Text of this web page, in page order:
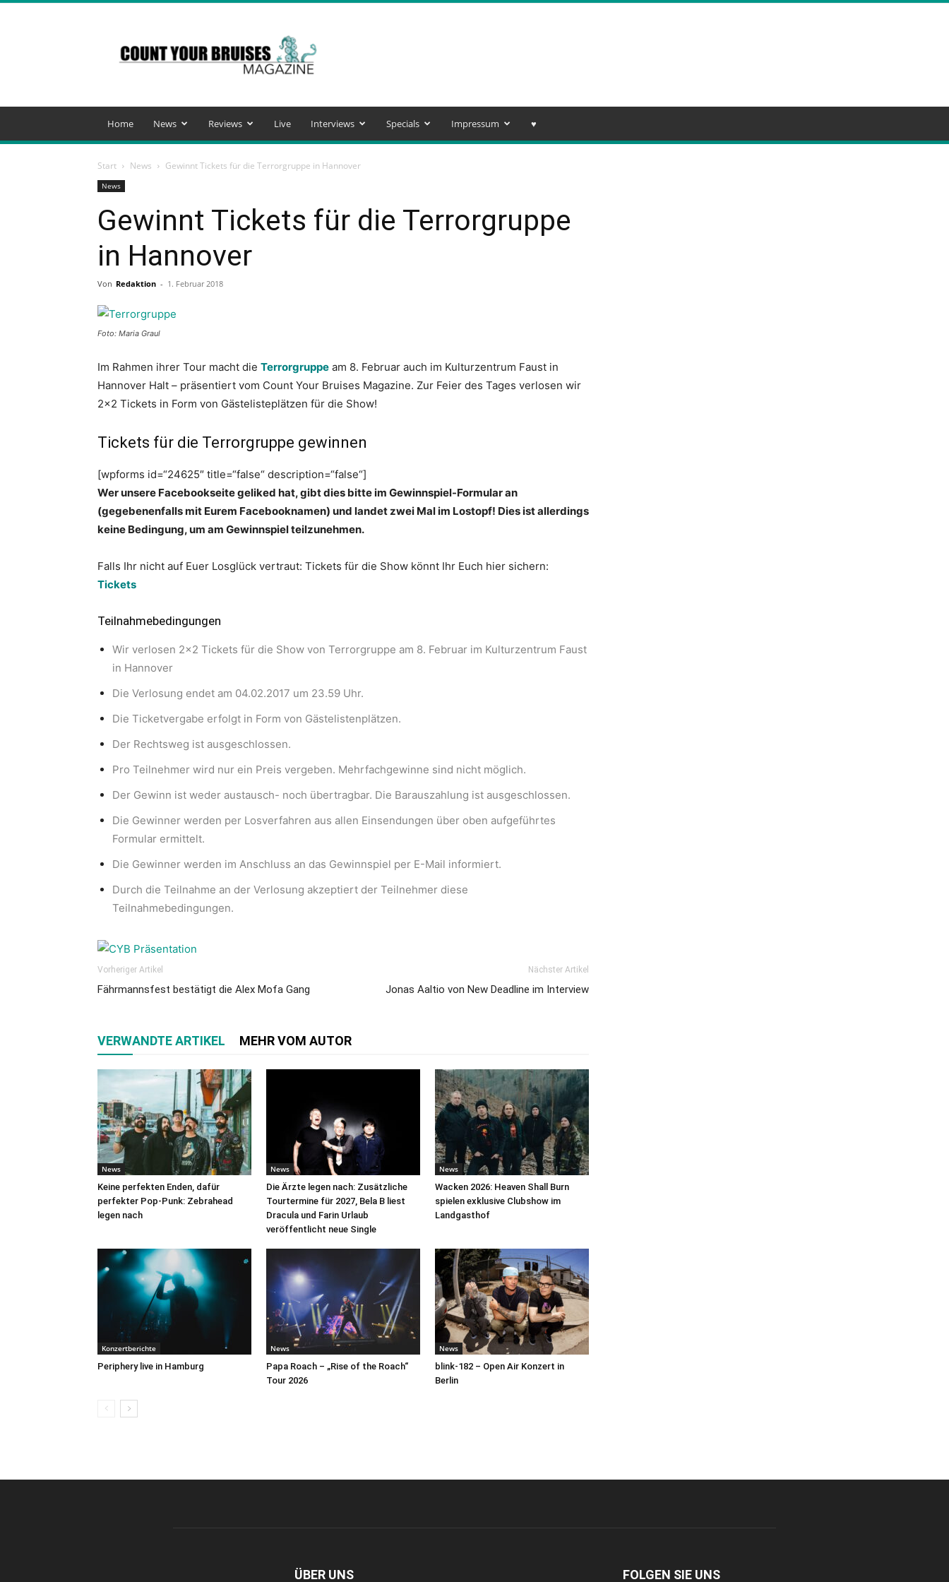
Your
Bruises
Magazine
Home News Reviews Live Interviews Specials Impressum ♥️
Start News Gewinnt Tickets für die Terrorgruppe in Hannover
News
Gewinnt Tickets für die Terrorgruppe
in Hannover
Von Redaktion - 1. Februar 2018
Foto: Maria Graul
Im Rahmen ihrer Tour macht die Terrorgruppe am 8. Februar auch im Kulturzentrum Faust in
Hannover Halt – präsentiert vom Count Your Bruises Magazine. Zur Feier des Tages verlosen wir
2×2 Tickets in Form von Gästelisteplätzen für die Show!
Tickets für die Terrorgruppe gewinnen
[wpforms id=“24625″ title=“false“ description=“false“]
Wer unsere Facebookseite geliked hat, gibt dies bitte im Gewinnspiel-Formular an
(gegebenenfalls mit Eurem Facebooknamen) und landet zwei Mal im Lostopf! Dies ist allerdings
keine Bedingung, um am Gewinnspiel teilzunehmen.
Falls Ihr nicht auf Euer Losglück vertraut: Tickets für die Show könnt Ihr Euch hier sichern:
Tickets
Teilnahmebedingungen
Wir verlosen 2×2 Tickets für die Show von Terrorgruppe am 8. Februar im Kulturzentrum Faust
in Hannover
Die Verlosung endet am 04.02.2017 um 23.59 Uhr.
Die Ticketvergabe erfolgt in Form von Gästelistenplätzen.
Der Rechtsweg ist ausgeschlossen.
Pro Teilnehmer wird nur ein Preis vergeben. Mehrfachgewinne sind nicht möglich.
Der Gewinn ist weder austausch- noch übertragbar. Die Barauszahlung ist ausgeschlossen.
Die Gewinner werden per Losverfahren aus allen Einsendungen über oben aufgeführtes
Formular ermittelt.
Die Gewinner werden im Anschluss an das Gewinnspiel per E-Mail informiert.
Durch die Teilnahme an der Verlosung akzeptiert der Teilnehmer diese
Teilnahmebedingungen.
Vorheriger Artikel
Fährmannsfest bestätigt die Alex Mofa Gang
Nächster Artikel
Jonas Aaltio von New Deadline im Interview
VERWANDTE ARTIKEL MEHR VOM AUTOR
News
Keine perfekten Enden, dafür
perfekter Pop-Punk: Zebrahead
legen nach
News
Die Ärzte legen nach: Zusätzliche
Tourtermine für 2027, Bela B liest
Dracula und Farin Urlaub
veröffentlicht neue Single
News
Wacken 2026: Heaven Shall Burn
spielen exklusive Clubshow im
Landgasthof
Konzertberichte
Periphery live in Hamburg
News
Papa Roach – „Rise of the Roach“
Tour 2026
News
blink-182 – Open Air Konzert in
Berlin
ÜBER UNS FOLGEN SIE UNS